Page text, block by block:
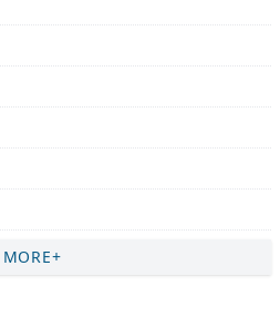
MORE+